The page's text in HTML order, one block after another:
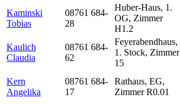
Kaminski
Tobias
08761 684-
28
Huber-Haus, 1.
OG, Zimmer
H1.2
Kaulich
Claudia
08761 684-
62
Feyerabendhaus,
1. Stock, Zimmer
15
Kern
Angelika
08761 684-
17
Rathaus, EG,
Zimmer R0.01